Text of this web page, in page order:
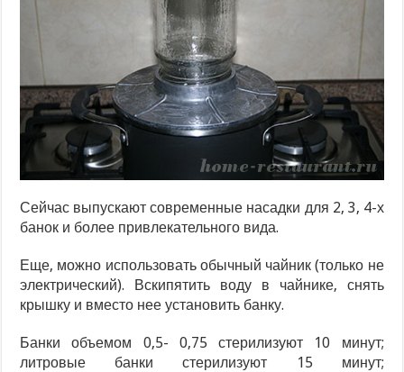
Сейчас выпускают современные насадки для 2, 3, 4-х
банок и более привлекательного вида.
Еще, можно использовать обычный чайник (только не
электрический). Вскипятить воду в чайнике, снять
крышку и вместо нее установить банку.
Банки объемом 0,5- 0,75 стерилизуют 10 минут;
литровые банки стерилизуют 15 минут;